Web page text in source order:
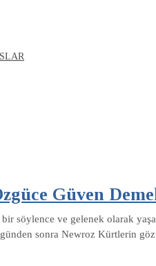
Güven
söylence ve gelenek olarak
günden sonra Newroz Kürtlerin